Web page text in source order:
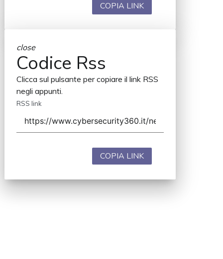
COPIA LINK
close
Codice Rss
Clicca sul pulsante per copiare il link RSS
negli appunti.
RSS link
COPIA LINK